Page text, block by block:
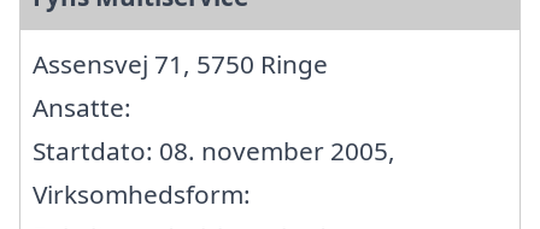
Assensvej 71, 5750 Ringe
Ansatte:
Startdato: 08. november 2005,
Virksomhedsform: